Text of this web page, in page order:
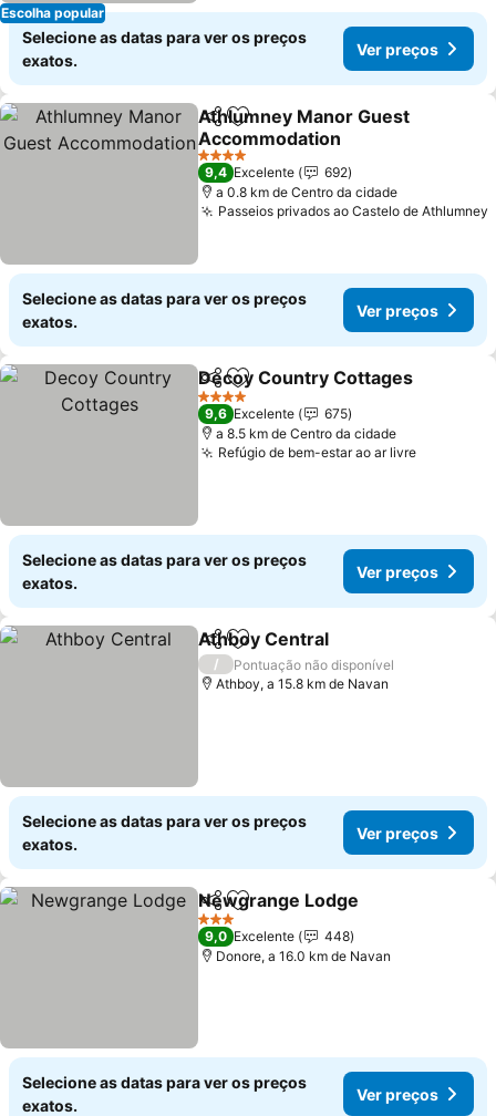
Escolha popular
Selecione as datas para ver os preços
exatos.
Ver preços
PartilharAdicionar aos favoritos
Athlumney Manor Guest
Accommodation
Ver preços
4 Estrelas
9,4 Excelente
692
a 0.8 km de Centro da cidade
Passeios privados ao Castelo de Athlumney
Selecione as datas para ver os preços
exatos.
Ver preços
PartilharAdicionar aos favoritos
Decoy Country Cottages
4 Estrelas
9,6 Excelente
675
a 8.5 km de Centro da cidade
Refúgio de bem-estar ao ar livreVer
Selecione as datas para ver os preços
exatos.
Ver preços
PartilharAdicionar aos favoritos
Athboy Central
/
Pontuação não disponível
Athboy, a 15.8 km de Navan
Selecione as datas para ver os preços
exatos.
Ver preços
PartilharAdicionar aos favoritos
Newgrange Lodge
3 Estrelas
9,0 Excelente
448
Donore, a 16.0 km de Navan
Selecione as datas para ver os preços
exatos.
Ver preços